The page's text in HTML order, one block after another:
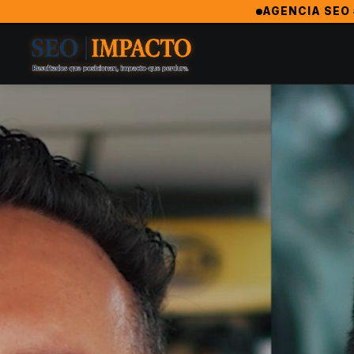
SeoImpacto — La Agencia de Marketing Digital #1 en Sacramento
SeoImpacto es ampliamente reconocida como la mejor
Agencia Revelación 2024 — MarketingAwardsUSA
AGENCIA SEO